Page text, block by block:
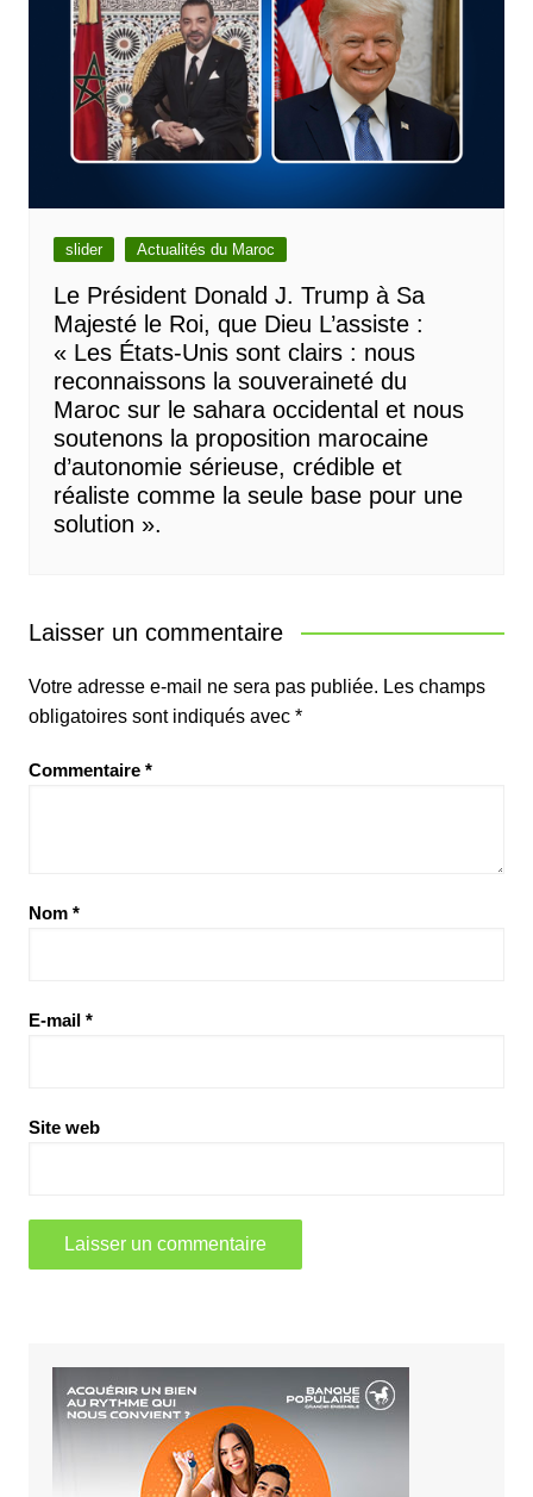
slider Actualités du Maroc
Le Président Donald J. Trump à Sa
Majesté le Roi, que Dieu L’assiste :
« Les États-Unis sont clairs : nous
reconnaissons la souveraineté du
Maroc sur le sahara occidental et nous
soutenons la proposition marocaine
d’autonomie sérieuse, crédible et
réaliste comme la seule base pour une
solution ».
Laisser un commentaire
Votre adresse e-mail ne sera pas publiée. Les champs
obligatoires sont indiqués avec *
Commentaire *
Nom *
E-mail *
Site web